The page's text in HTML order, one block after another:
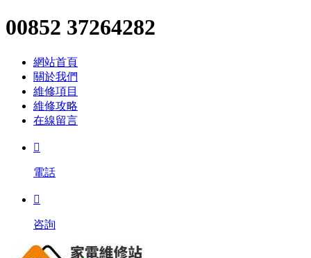
00852 37264282
網站首頁
關於我們
維修項目
維修攻略
在線留言

電話

咨詢